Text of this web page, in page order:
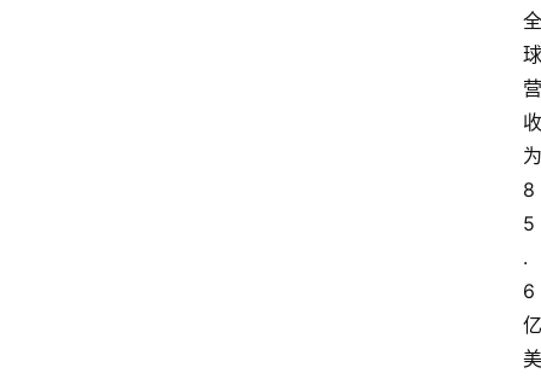
全
球
营
收
为
8
5
.
6
亿
美